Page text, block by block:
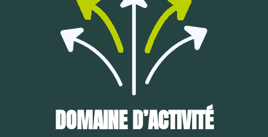
DOMAINE D’ACTIVITÉ